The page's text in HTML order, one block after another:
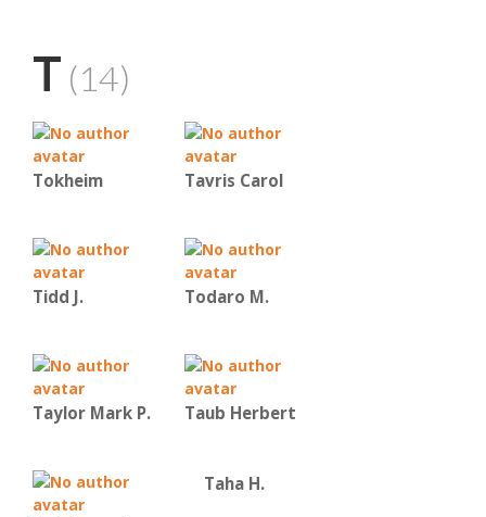
T (14)
Tokheim Tavris Carol
Tidd J. Todaro M.
Taylor Mark P. Taub Herbert
Taha H.